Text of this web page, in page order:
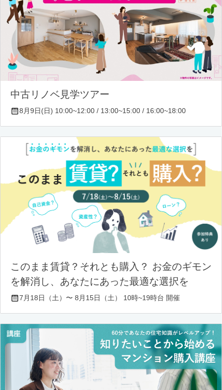
中古リノベ見学ツアー
8月9日(日) 10:00~12:00 / 13:00~15:00 / 16:00~18:00
このまま賃貸？それとも購入？ お金のギモン
を解消し、あなたにあった最適な選択を
7月18日（土）〜 8月15日（土） 10時~19時台 開催